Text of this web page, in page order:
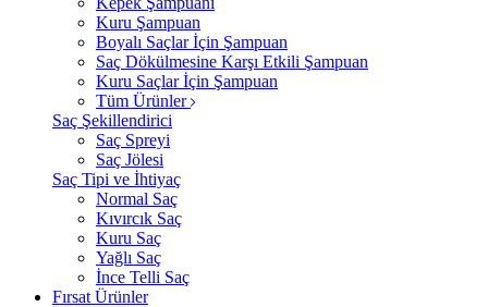
Kuru Şampuan
Boyalı Saçlar İçin Şampuan
Saç Dökülmesine Karşı Etkili Şampuan
Kuru Saçlar İçin Şampuan
Tüm Ürünler
Saç Şekillendirici
Saç Spreyi
Saç Jölesi
Saç Tipi ve İhtiyaç
Normal Saç
Kıvırcık Saç
Kuru Saç
Yağlı Saç
İnce Telli Saç
Fırsat Ürünler